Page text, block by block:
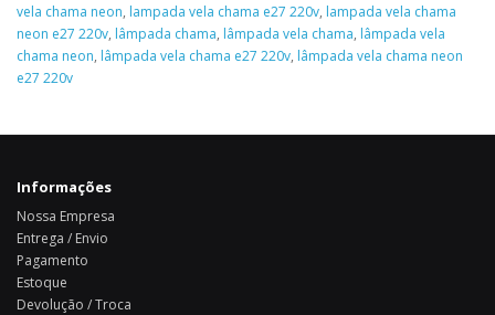
vela chama neon, lampada vela chama e27 220v, lampada vela chama
neon e27 220v, lâmpada chama, lâmpada vela chama, lâmpada vela
chama neon, lâmpada vela chama e27 220v, lâmpada vela chama neon
e27 220v
Informações
Nossa Empresa
Entrega / Envio
Pagamento
Estoque
Devolução / Troca